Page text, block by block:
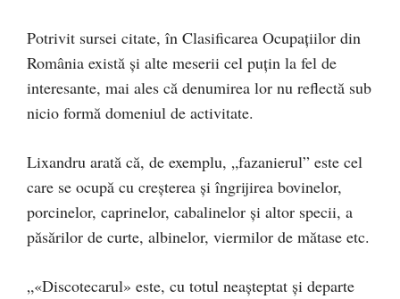
Potrivit sursei citate, în Clasificarea Ocupaţiilor din
România există şi alte meserii cel puţin la fel de
interesante, mai ales că denumirea lor nu reflectă sub
nicio formă domeniul de activitate.
Lixandru arată că, de exemplu, „fazanierul” este cel
care se ocupă cu creşterea şi îngrijirea bovinelor,
porcinelor, caprinelor, cabalinelor şi altor specii, a
păsărilor de curte, albinelor, viermilor de mătase etc.
„«Discotecarul» este, cu totul neaşteptat şi departe